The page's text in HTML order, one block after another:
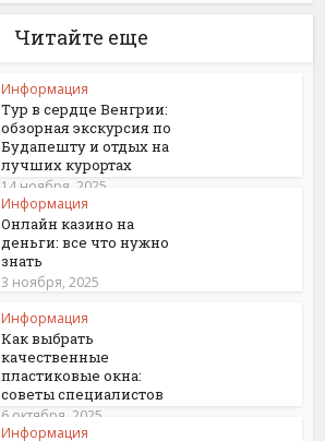
Читайте еще
Информация
Тур в сердце Венгрии:
обзорная экскурсия по
Будапешту и отдых на
лучших курортах
14 ноября, 2025
Информация
Онлайн казино на
деньги: все что нужно
знать
3 ноября, 2025
Информация
Как выбрать
качественные
пластиковые окна:
советы специалистов
6 октября, 2025
Информация